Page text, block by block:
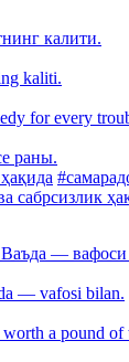
калити.
kaliti.
for every
раны.
сабрсизлик
— вафоси
— vafosi bilan.
a pound of